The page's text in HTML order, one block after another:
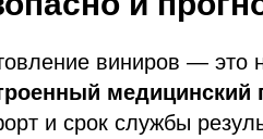
виниров — это
медицинский
и срок службы